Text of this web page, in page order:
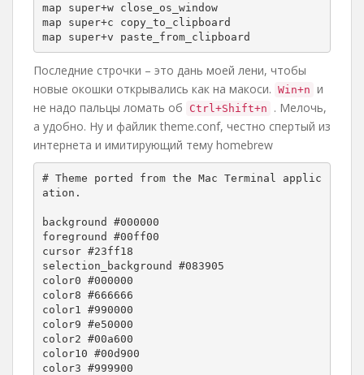
map super+w close_os_window
map super+c copy_to_clipboard
map super+v paste_from_clipboard
Последние строчки – это дань моей лени, чтобы
новые окошки открывались как на макоси. Win+n и
не надо пальцы ломать об
Ctrl+Shift+n
. Мелочь,
а удобно. Ну и файлик theme.conf, честно спертый из
интернета и имитирующий тему homebrew
# Theme ported from the Mac Terminal applic
ation.
background #000000
foreground #00ff00
cursor #23ff18
selection_background #083905
color0 #000000
color8 #666666
color1 #990000
color9 #e50000
color2 #00a600
color10 #00d900
color3 #999900